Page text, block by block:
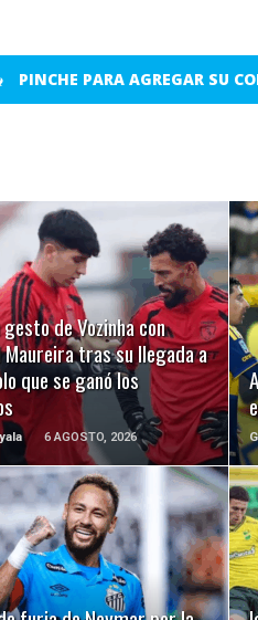
PINCHE PARA AGREGAR SU
de Vozinha con
tras su llegada a
que se ganó los
6 AGOSTO, 2026
LEER MÁS
LEER MÁS